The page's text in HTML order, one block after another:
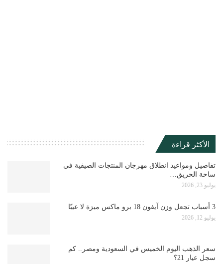
الأكثر قراءة
تفاصيل ومواعيد انطلاق مهرجان المنتجات الصيفية في
ساحة الحريق…
يوليو 23, 2026
3 أسباب تجعل وزن آيفون 18 برو ماكس ميزة لا عيبًا
يوليو 12, 2026
سعر الذهب اليوم الخميس في السعودية ومصر.. كم
سجل عيار 21؟